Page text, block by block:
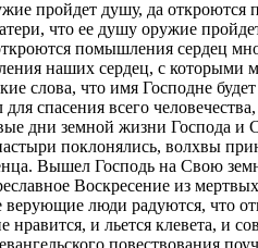
пройдет душу, да
что ее душу оружие
помышления сердец
наших сердец, с которыми
слова, что имя Господне
спасения всего
дни земной жизни Господа и
поклонялись, волхвы
Вышел Господь на Свою
Воскресение из
люди радуются, что
и льется клевета, и
повествования